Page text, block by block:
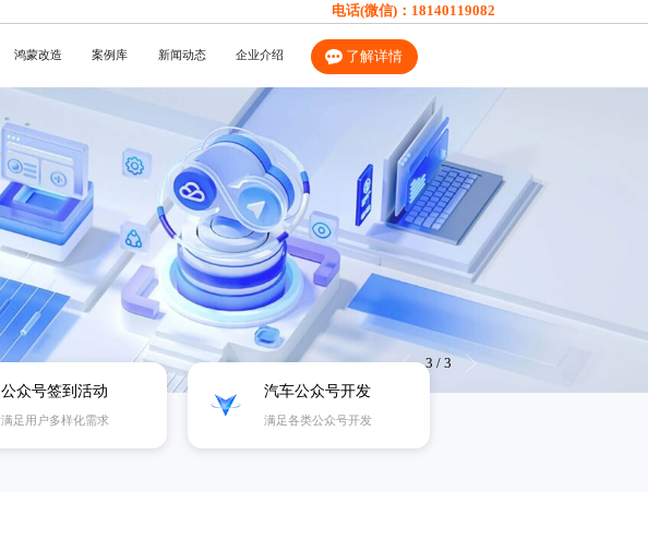
电话(微信)： 18140119082
鸿蒙改造 案例库 新闻动态 企业介绍 了解详情
3 / 3
公众号签到活动
满足用户多样化需求
汽车公众号开发
满足各类公众号开发